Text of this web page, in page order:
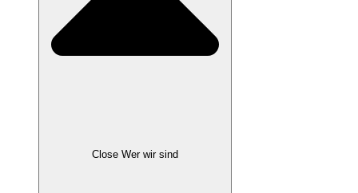
Close Wer wir sind